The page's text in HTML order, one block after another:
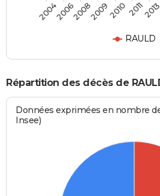
RAULD
20042006200820092010 20112013
Répartition des décès de
Données exprimées en nombre
Insee)